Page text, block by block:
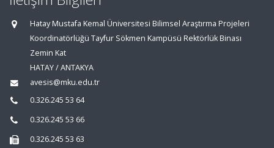
Hatay Mustafa Kemal Üniversitesi Bilimsel Araştırma Projeleri
Koordinatörlüğü Tayfur Sökmen Kampüsü Rektörlük Binası
Zemin Kat
HATAY / ANTAKYA
avesis@mku.edu.tr
0.326.245 53 64
0.326.245 53 66
0.326.245 53 63